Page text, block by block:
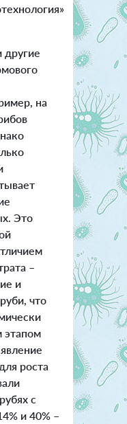
на
Это
–
и
что
роста
с
и 40% –